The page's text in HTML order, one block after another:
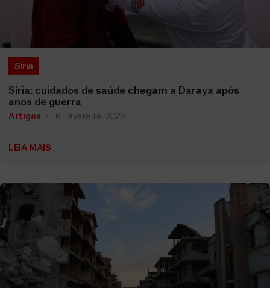
Síria
Síria: cuidados de saúde chegam a Daraya após
anos de guerra
Artigos 6 Fevereiro, 2026
LEIA MAIS